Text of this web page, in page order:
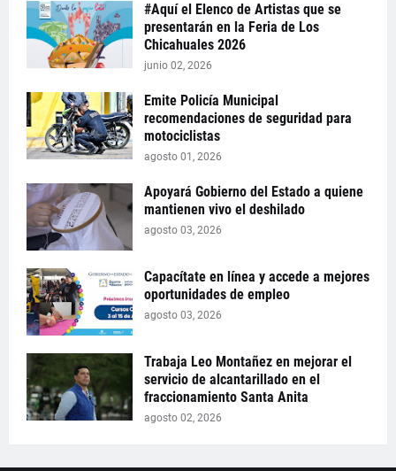
#Aquí el Elenco de Artistas que se
presentarán en la Feria de Los
Chicahuales 2026
junio 02, 2026
Emite Policía Municipal
recomendaciones de seguridad para
motociclistas
agosto 01, 2026
Apoyará Gobierno del Estado a quiene
mantienen vivo el deshilado
agosto 03, 2026
Capacítate en línea y accede a mejores
oportunidades de empleo
agosto 03, 2026
Trabaja Leo Montañez en mejorar el
servicio de alcantarillado en el
fraccionamiento Santa Anita
agosto 02, 2026